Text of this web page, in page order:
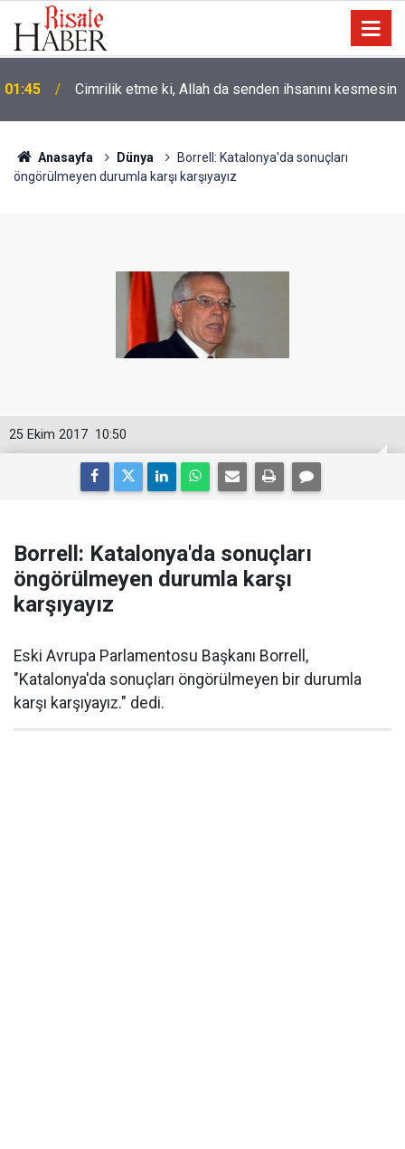
01:45 Cimrilik etme ki, Allah da senden ihsanını kesmesin
Anasayfa Dünya
Borrell: Katalonya'da sonuçları
öngörülmeyen durumla karşı karşıyayız
10:50
25 Ekim 2017
Borrell: Katalonya'da sonuçları
öngörülmeyen durumla karşı
karşıyayız
Eski Avrupa Parlamentosu Başkanı Borrell,
"Katalonya'da sonuçları öngörülmeyen bir durumla
karşı karşıyayız." dedi.